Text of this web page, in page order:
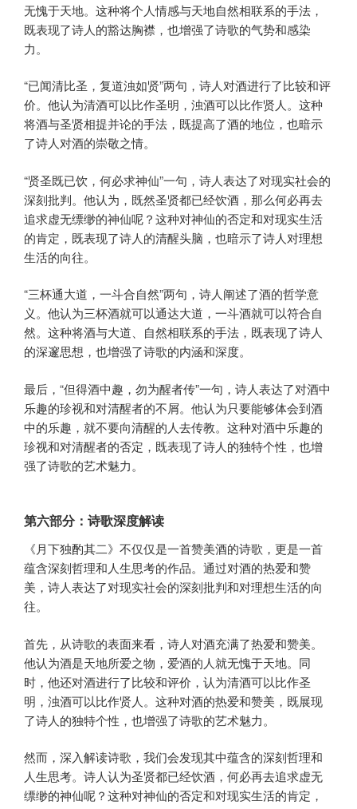
无愧于天地。这种将个人情感与天地自然相联系的手法，
既表现了诗人的豁达胸襟，也增强了诗歌的气势和感染
力。
“已闻清比圣，复道浊如贤”两句，诗人对酒进行了比较和评
价。他认为清酒可以比作圣明，浊酒可以比作贤人。这种
将酒与圣贤相提并论的手法，既提高了酒的地位，也暗示
了诗人对酒的崇敬之情。
“贤圣既已饮，何必求神仙”一句，诗人表达了对现实社会的
深刻批判。他认为，既然圣贤都已经饮酒，那么何必再去
追求虚无缥缈的神仙呢？这种对神仙的否定和对现实生活
的肯定，既表现了诗人的清醒头脑，也暗示了诗人对理想
生活的向往。
“三杯通大道，一斗合自然”两句，诗人阐述了酒的哲学意
义。他认为三杯酒就可以通达大道，一斗酒就可以符合自
然。这种将酒与大道、自然相联系的手法，既表现了诗人
的深邃思想，也增强了诗歌的内涵和深度。
最后，“但得酒中趣，勿为醒者传”一句，诗人表达了对酒中
乐趣的珍视和对清醒者的不屑。他认为只要能够体会到酒
中的乐趣，就不要向清醒的人去传教。这种对酒中乐趣的
珍视和对清醒者的否定，既表现了诗人的独特个性，也增
强了诗歌的艺术魅力。
第六部分：诗歌深度解读
《月下独酌其二》不仅仅是一首赞美酒的诗歌，更是一首
蕴含深刻哲理和人生思考的作品。通过对酒的热爱和赞
美，诗人表达了对现实社会的深刻批判和对理想生活的向
往。
首先，从诗歌的表面来看，诗人对酒充满了热爱和赞美。
他认为酒是天地所爱之物，爱酒的人就无愧于天地。同
时，他还对酒进行了比较和评价，认为清酒可以比作圣
明，浊酒可以比作贤人。这种对酒的热爱和赞美，既展现
了诗人的独特个性，也增强了诗歌的艺术魅力。
然而，深入解读诗歌，我们会发现其中蕴含的深刻哲理和
人生思考。诗人认为圣贤都已经饮酒，何必再去追求虚无
缥缈的神仙呢？这种对神仙的否定和对现实生活的肯定，